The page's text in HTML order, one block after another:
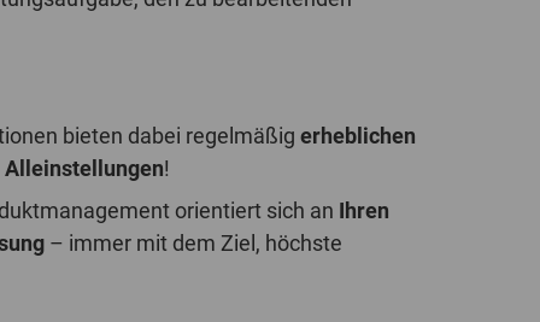
SWEDEN
SWITZERLAND
bieten dabei regelmäßig erheblichen
Alleinstellungen!
orientiert sich an Ihren
– immer mit dem Ziel, höchste